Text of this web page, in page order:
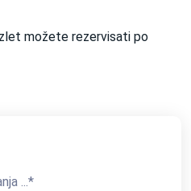
možete rezervisati po
... *